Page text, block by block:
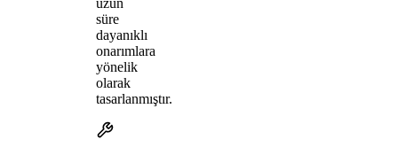
süre
dayanıklı
onarımlara
yönelik
olarak
tasarlanmıştır.